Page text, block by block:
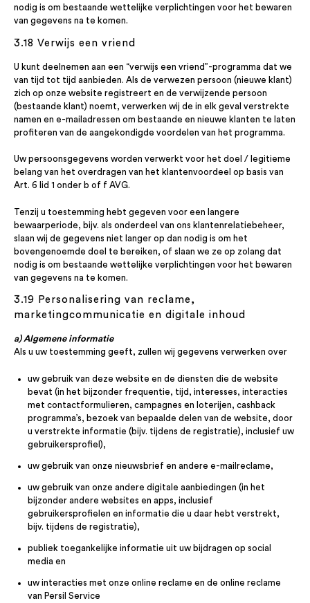
nodig is om bestaande wettelijke verplichtingen voor het bewaren
van gegevens na te komen.
3.18 Verwijs een vriend
U kunt deelnemen aan een “verwijs een vriend”-programma dat we
van tijd tot tijd aanbieden. Als de verwezen persoon (nieuwe klant)
zich op onze website registreert en de verwijzende persoon
(bestaande klant) noemt, verwerken wij de in elk geval verstrekte
namen en e-mailadressen om bestaande en nieuwe klanten te laten
profiteren van de aangekondigde voordelen van het programma.
Uw persoonsgegevens worden verwerkt voor het doel / legitieme
belang van het overdragen van het klantenvoordeel op basis van
Art. 6 lid 1 onder b of f AVG.
Tenzij u toestemming hebt gegeven voor een langere
bewaarperiode, bijv. als onderdeel van ons klantenrelatiebeheer,
slaan wij de gegevens niet langer op dan nodig is om het
bovengenoemde doel te bereiken, of slaan we ze op zolang dat
nodig is om bestaande wettelijke verplichtingen voor het bewaren
van gegevens na te komen.
3.19 Personalisering van reclame,
marketingcommunicatie en digitale inhoud
a) Algemene informatie
Als u uw toestemming geeft, zullen wij gegevens verwerken over
uw gebruik van deze website en de diensten die de website
bevat (in het bijzonder frequentie, tijd, interesses, interacties
met contactformulieren, campagnes en loterijen, cashback
programma’s, bezoek van bepaalde delen van de website, door
u verstrekte informatie (bijv. tijdens de registratie), inclusief uw
gebruikersprofiel),
uw gebruik van onze nieuwsbrief en andere e-mailreclame,
uw gebruik van onze andere digitale aanbiedingen (in het
bijzonder andere websites en apps, inclusief
gebruikersprofielen en informatie die u daar hebt verstrekt,
bijv. tijdens de registratie),
publiek toegankelijke informatie uit uw bijdragen op social
media en
uw interacties met onze online reclame en de online reclame
van Persil Service